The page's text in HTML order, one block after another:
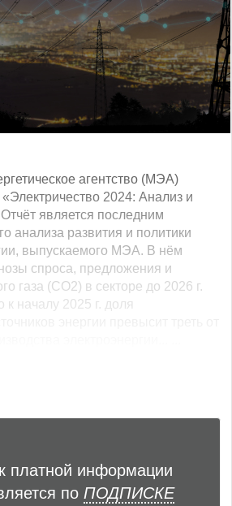
агентство (МЭА)
2024: Анализ и
является последним
анализа развития и политики
выпускаемого МЭА. В нём
спроса, предложения и
газа (CO2) в секторе до 2026 г.
к началу 2025 г. доля
платной информации
по ПОДПИСКЕ